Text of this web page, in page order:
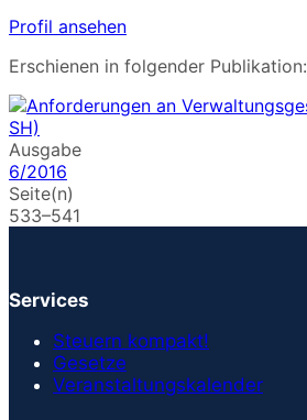
Profil ansehen
Erschienen in folgender Publikation:
Ausgabe
6/2016
Seite(n)
533–541
Services
Steuern kompakt!
Gesetze
Veranstaltungskalender